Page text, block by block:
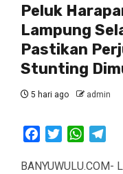
Peluk
Lampung
Pastikan
Stunting
5 hari ago admin
FacebookTwitter
BANYUWULU.COM-